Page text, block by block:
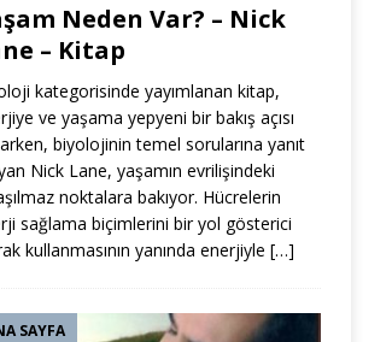
Neden Var? – Nick
– Kitap
kategorisinde yayımlanan kitap,
ve yaşama yepyeni bir bakış açısı
biyolojinin temel sorularına yanıt
Nick Lane, yaşamın evrilişindeki
noktalara bakıyor. Hücrelerin
sağlama biçimlerini bir yol gösterici
kullanmasının yanında enerjiyle […]
SAYFA